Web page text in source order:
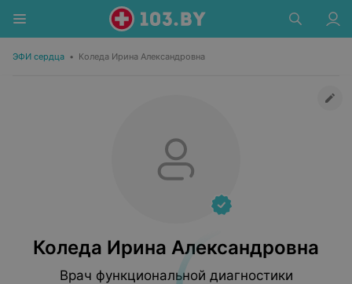
ЭФИ сердца • Коледа Ирина Александровна
Коледа Ирина Александровна
Врач функциональной диагностики